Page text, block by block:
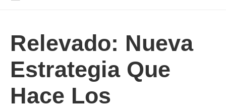
Relevado: Nueva
Estrategia Que
Hace Los